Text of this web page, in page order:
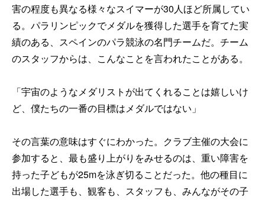
害の程度も異なる様々なスイマーが30人ほど所属してい
る。パラリンピックでメダルを獲得した選手を育てた実
績のある、スペインのパラ競泳の名門チームだ。チーム
のスタッフからは、こんなことを言われたことがある。
「宇宙のようなメダリストが出てくれることは嬉しいけ
ど、僕たちの一番の目標はメダルではない」
その言葉の意味はすぐにわかった。クラブ主催の大会に
参加すると、最も盛り上がりをみせるのは、重い障害を
持った子どもが25mを泳ぎ切ることだった。他の種目に
出場した選手も、観客も、スタッフも、みんながその子